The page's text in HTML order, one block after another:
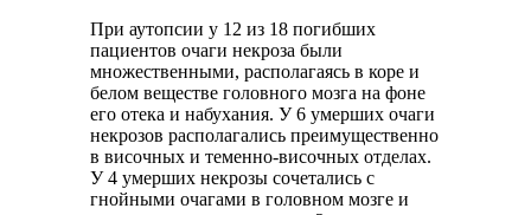
При аутопсии у 12 из 18 погибших
пациентов очаги некроза были
множественными, располагаясь в коре и
белом веществе головного мозга на фоне
его отека и набухания. У 6 умерших очаги
некрозов располагались преимущественно
в височных и теменно-височных отделах.
У 4 умерших некрозы сочетались с
гнойными очагами в головном мозге и